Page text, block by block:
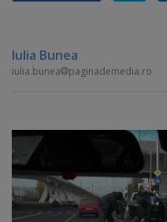
Iulia Bunea
iulia.bunea paginademedia.ro